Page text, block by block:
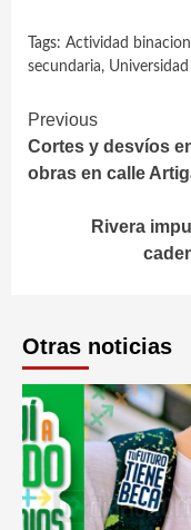
Tags: Actividad
secundaria,
Continue
Reading
Previous
Cortes y desvíos
obras en calle
Rivera
Otras noticias